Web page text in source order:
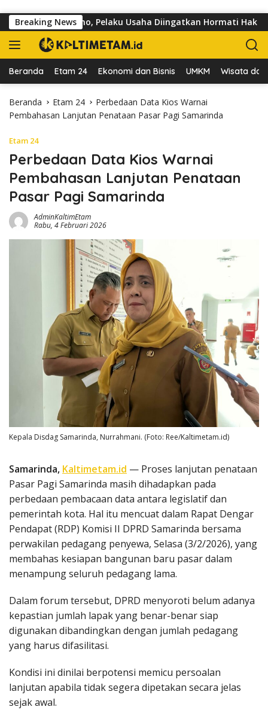
Breaking News
dr Sutomo, Pelaku Usaha Diingatkan Hormati Hak Pejalan
Beranda Etam 24 Ekonomi dan Bisnis UMKM Wisata dan
Beranda Etam 24
Perbedaan Data Kios Warnai
Pembahasan Lanjutan Penataan Pasar Pagi Samarinda
Etam 24
Perbedaan Data Kios Warnai
Pembahasan Lanjutan Penataan
Pasar Pagi Samarinda
AdminKaltimEtam
Rabu, 4 Februari 2026
Kepala Disdag Samarinda, Nurrahmani. (Foto: Ree/Kaltimetam.id)
Samarinda, Kaltimetam.id — Proses lanjutan penataan
Pasar Pagi Samarinda masih dihadapkan pada
perbedaan pembacaan data antara legislatif dan
pemerintah kota. Hal itu mencuat dalam Rapat Dengar
Pendapat (RDP) Komisi II DPRD Samarinda bersama
perwakilan pedagang penyewa, Selasa (3/2/2026), yang
membahas kesiapan bangunan baru pasar dalam
menampung seluruh pedagang lama.
Dalam forum tersebut, DPRD menyoroti belum adanya
kepastian jumlah lapak yang benar-benar siap
digunakan dibandingkan dengan jumlah pedagang
yang harus difasilitasi.
Kondisi ini dinilai berpotensi memicu persoalan
lanjutan apabila tidak segera dipetakan secara jelas
sejak awal.